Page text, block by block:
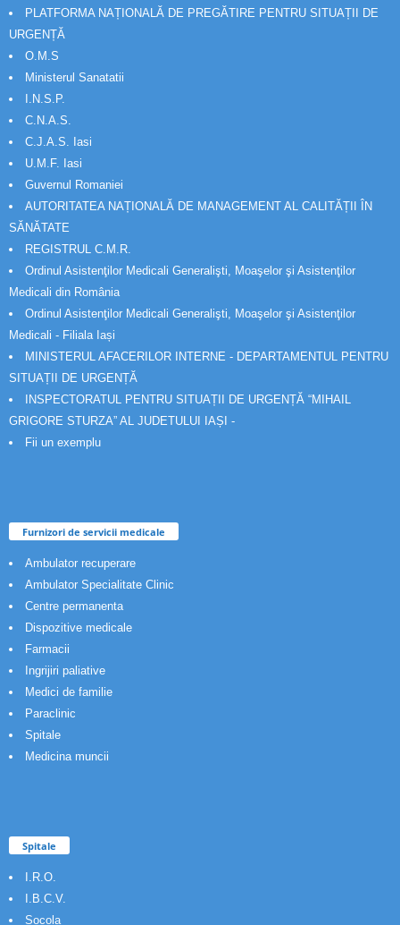
PLATFORMA NAȚIONALĂ DE PREGĂTIRE PENTRU SITUAȚII DE
URGENȚĂ
O.M.S
Ministerul Sanatatii
I.N.S.P.
C.N.A.S.
C.J.A.S. Iasi
U.M.F. Iasi
Guvernul Romaniei
AUTORITATEA NAȚIONALĂ DE MANAGEMENT AL CALITĂȚII ÎN
SĂNĂTATE
REGISTRUL C.M.R.
Ordinul Asistenţilor Medicali Generalişti, Moaşelor şi Asistenţilor
Medicali din România
Ordinul Asistenţilor Medicali Generalişti, Moaşelor şi Asistenţilor
Medicali - Filiala Iași
MINISTERUL AFACERILOR INTERNE - DEPARTAMENTUL PENTRU
SITUAȚII DE URGENȚĂ
INSPECTORATUL PENTRU SITUAȚII DE URGENȚĂ “MIHAIL
GRIGORE STURZA” AL JUDETULUI IAȘI -
Fii un exemplu
Furnizori de servicii medicale
Ambulator recuperare
Ambulator Specialitate Clinic
Centre permanenta
Dispozitive medicale
Farmacii
Ingrijiri paliative
Medici de familie
Paraclinic
Spitale
Medicina muncii
Spitale
I.R.O.
I.B.C.V.
Socola